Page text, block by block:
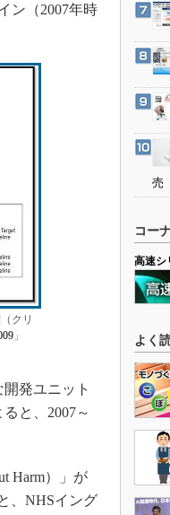
ン（2007年時
クリ
」
発ユニット
ると、2007～
Harm）」が
、NHSイング
売
コー
高速シ
よく